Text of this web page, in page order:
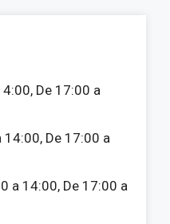
De 17:00 a
14:00, De 17:00 a
a 14:00, De 17:00 a